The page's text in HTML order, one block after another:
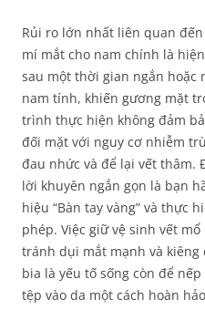
Rủi ro lớn nhất liên quan
mí mắt cho nam chính là
sau một thời gian ngắn hoặc
nam tính, khiến gương mặt
trình thực hiện không đảm
đối mặt với nguy cơ nhiễm
đau nhức và để lại vết thâm.
lời khuyên ngắn gọn là bạn
hiệu “Bàn tay vàng” và thực
phép. Việc giữ vệ sinh vết
tránh dụi mắt mạnh và
bia là yếu tố sống còn để
tệp vào da một cách hoàn